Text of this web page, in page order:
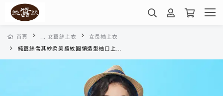
首頁 ... 女蠶絲上衣
女長袖上衣
純蠶絲喬其紗柔美羅紋圓領造型袖口上衣-WWL81402HE(墨色楓葉-深藍)